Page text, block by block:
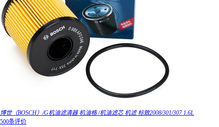
博世（BOSCH）/G机油滤清器 机油格 /机油滤芯 机滤 标致2008/301/307 1.6L
500条评价